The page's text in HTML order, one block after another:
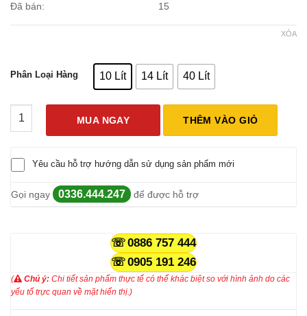
Đã bán: 15
Phân Loại Hàng 10 Lít 14 Lít 40 Lít
XÓA
Vỏ Bình Khí CO2 số lượng
MUA NGAY
THÊM VÀO GIỎ
Yêu cầu hỗ trợ hướng dẫn sử dụng sản phẩm mới
Gọi ngay 0336.444.247 để được hỗ trợ
0886 757 444
0905 191 246
( Chú ý: Chi tiết sản phẩm thực tế có thể khác biệt so với hình ảnh do các
yếu tố trực quan về mặt hiển thị.)